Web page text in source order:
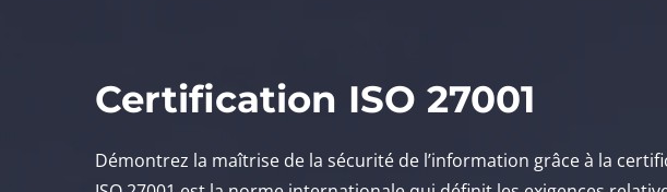
Certification ISO 27001
Démontrez la maîtrise de la sécurité de l’information grâce à la